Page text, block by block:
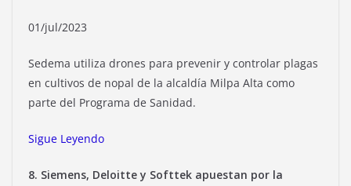
01/jul/2023
Sedema utiliza drones para prevenir y controlar plagas
en cultivos de nopal de la alcaldía Milpa Alta como
parte del Programa de Sanidad.
Sigue Leyendo
8. Siemens, Deloitte y Softtek apuestan por la